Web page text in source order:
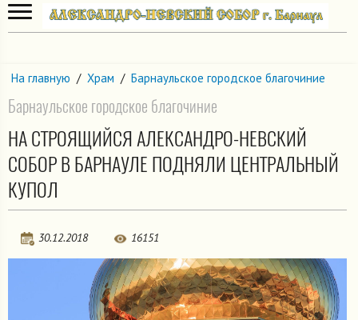
На главную / Храм / Барнаульское городское благочиние
Барнаульское городское благочиние
НА СТРОЯЩИЙСЯ АЛЕКСАНДРО-НЕВСКИЙ
СОБОР В БАРНАУЛЕ ПОДНЯЛИ ЦЕНТРАЛЬНЫЙ
КУПОЛ
30.12.2018 16151